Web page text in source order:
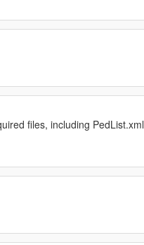
files, including PedList.xml